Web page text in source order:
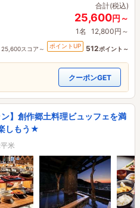
合計(税込)
25,600円～
1名 12,800円～
25,600スコア～ ポイントUP 512ポイント～
クーポンGET
】創作郷土料理ビュッフェを満
しもう★
米